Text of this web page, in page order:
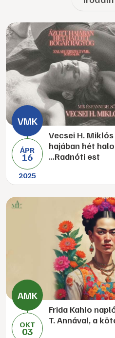
ÁPR
16
2025
Vecsei H. Miklós
hajában hét
...Radnóti est
OKT
03
Frida Kahlo
T. Annával, a